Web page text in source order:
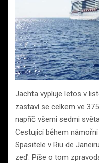
Jachta vypluje letos v
zastaví se celkem ve
napříč všemi sedmi
Cestující během
Spasitele v Riu de
zeď. Píše o tom